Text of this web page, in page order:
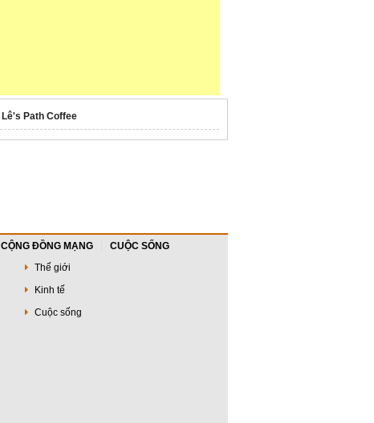
Lê's Path Coffee
CỘNG ĐỒNG MẠNG
CUỘC SỐNG
Thế giới
Kinh tế
Cuộc sống